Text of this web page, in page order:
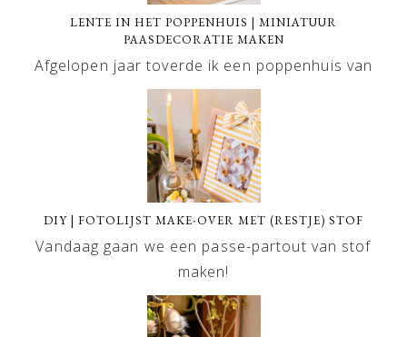
LENTE IN HET POPPENHUIS | MINIATUUR
PAASDECORATIE MAKEN
Afgelopen jaar toverde ik een poppenhuis van
DIY | FOTOLIJST MAKE-OVER MET (RESTJE) STOF
Vandaag gaan we een passe-partout van stof
maken!